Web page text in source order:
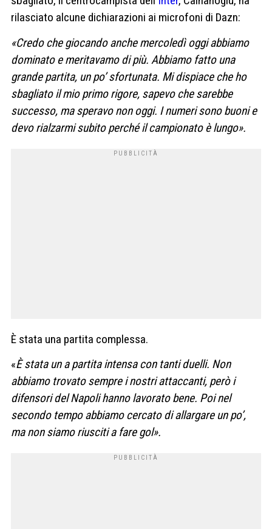
rilasciato alcune dichiarazioni ai microfoni di Dazn:
«Credo che giocando anche mercoledì oggi abbiamo
dominato e meritavamo di più. Abbiamo fatto una
grande partita, un po’ sfortunata. Mi dispiace che ho
sbagliato il mio primo rigore, sapevo che sarebbe
successo, ma speravo non oggi. I numeri sono buoni e
devo rialzarmi subito perché il campionato è lungo».
È stata una partita complessa.
«È stata un a partita intensa con tanti duelli. Non
abbiamo trovato sempre i nostri attaccanti, però i
difensori del Napoli hanno lavorato bene. Poi nel
secondo tempo abbiamo cercato di allargare un po’,
ma non siamo riusciti a fare gol».